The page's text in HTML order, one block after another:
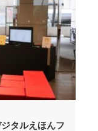
タルえほんフ